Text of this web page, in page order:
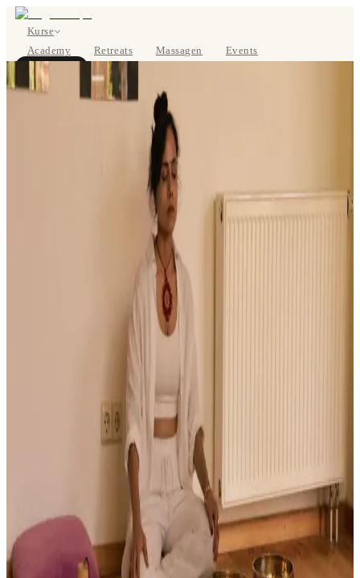
Kurse
Academy
Retreats Massagen
Events
Über uns
JETZT BUCHEN